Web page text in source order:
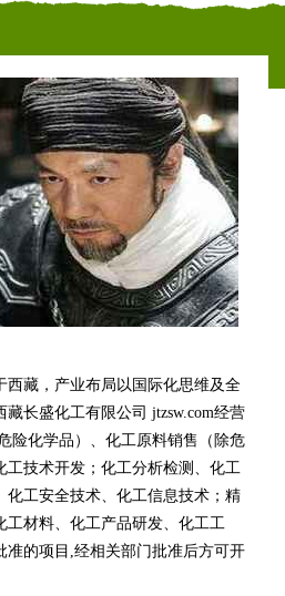
西藏，产业布局以国际化思维及全
长盛化工有限公司 jtzsw.com经营
险化学品）、化工原料销售（除危
工技术开发；化工分析检测、化工
化工安全技术、化工信息技术；精
工材料、化工产品研发、化工工
准的项目,经相关部门批准后方可开